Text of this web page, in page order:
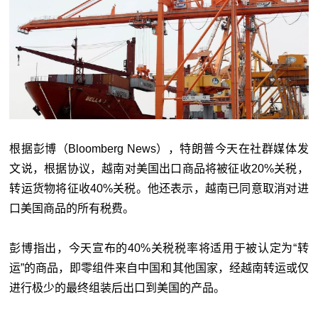
根据彭博（Bloomberg News），特朗普今天在社群媒体发
文说，根据协议，越南对美国出口商品将被征收20%关税，
转运货物将征收40%关税。他还表示，越南已同意取消对进
口美国商品的所有税费。
彭博指出，今天宣布的40%关税税率将适用于被认定为“转
运”的商品，即零组件来自中国和其他国家，经越南转运或仅
进行极少的最终组装后出口到美国的产品。